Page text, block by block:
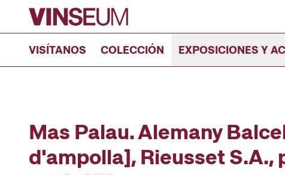
Ir al contenido
VISÍTANOS COLECCIÓN EXPOSICIONES Y
Mas Palau. Alemany
d'ampolla], Rieusset S.A.,